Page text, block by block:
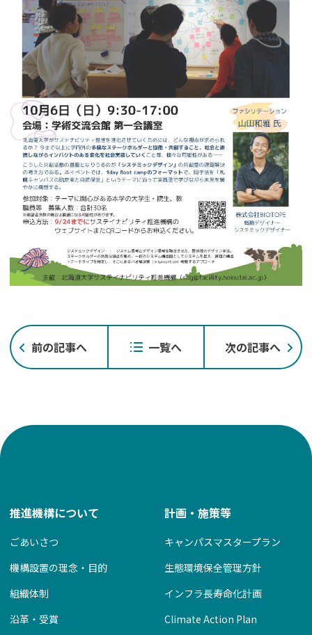
稿
ナ
前の記事へ 一覧へ 次の記事へ
推進機構について
ごあいさつ
機構設置の理念・目的
組織体制
沿革・受賞
計画・施策等
キャンパスマスタープラン
生態環境保全管理方針
インフラ長寿命化計画
Climate Action Plan